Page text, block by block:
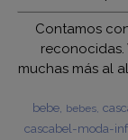
Contamos
reconocidas.
muchas más al
bebe bebes
cascabel-moda-